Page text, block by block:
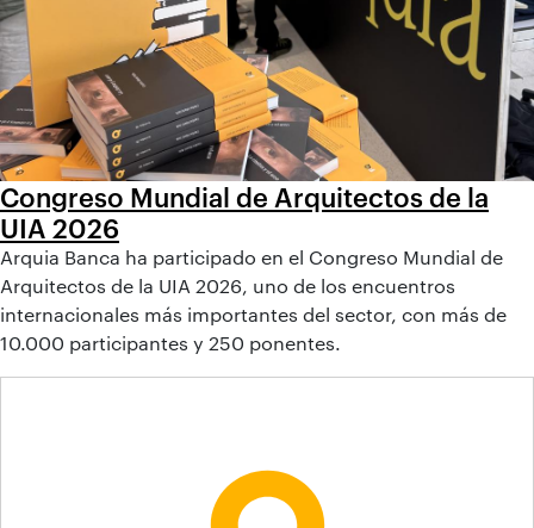
Congreso Mundial de Arquitectos de la
UIA 2026
Arquia Banca ha participado en el Congreso Mundial de
Arquitectos de la UIA 2026, uno de los encuentros
internacionales más importantes del sector, con más de
10.000 participantes y 250 ponentes.